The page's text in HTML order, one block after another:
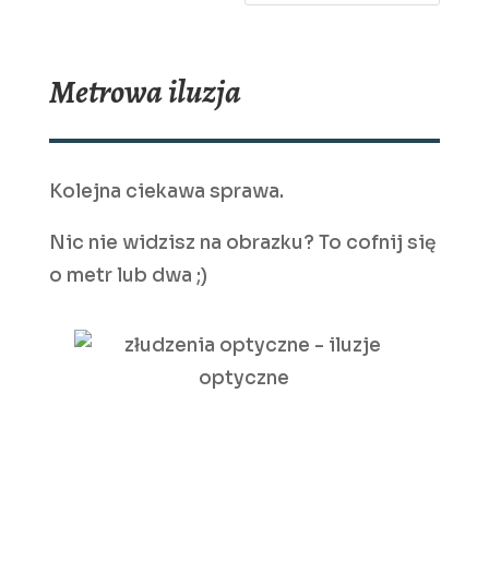
Metrowa iluzja
Kolejna ciekawa sprawa.
Nic nie widzisz na obrazku? To cofnij się
o metr lub dwa ;)